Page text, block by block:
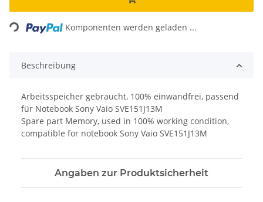
Loading... Komponenten werden geladen ...
Beschreibung
Arbeitsspeicher gebraucht, 100% einwandfrei, passend
für Notebook Sony Vaio SVE151J13M
Spare part Memory, used in 100% working condition,
compatible for notebook Sony Vaio SVE151J13M
Angaben zur Produktsicherheit